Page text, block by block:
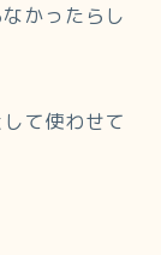
かったらし
て使わせて